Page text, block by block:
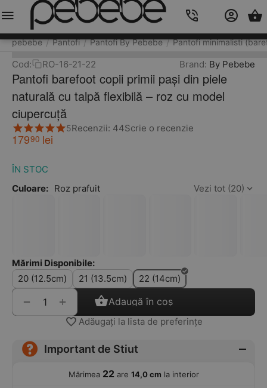
pebebe / Pantofi / Pantofi By Pebebe / Pantofi minimalisti
Cod: RO-16-21-22 Brand: By Pebebe
Pantofi barefoot copii primii pași din piele
naturală cu talpă flexibilă – roz cu model
ciupercuță
5Recenzii: 44Scrie o recenzie
17990 lei
ÎN STOC
Culoare: Roz prafuit Vezi tot (20)
Mărimi Disponibile:
20 (12.5cm)
21 (13.5cm) 22 (14cm)
+
− Adaugă în coș
Adăugați la lista de preferințe
Important de Stiut
Mărimea 22are 14,0 cm la interior
Meniu Caută Cos